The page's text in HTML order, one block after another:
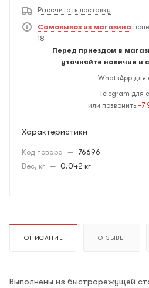
Рассчитать доставку
Самовывоз из магазина
18
Перед приездом в
уточняйте наличие и
WhatsApp для
Telegram для
или позвонить +7
Характеристики
Код товара — 76696
Вес, кг — 0.042 кг
ОПИСАНИЕ ОТЗЫВЫ
Выполнены из быстрорежущей